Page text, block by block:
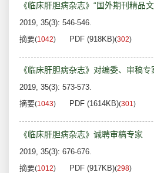
《临床肝胆病杂志》“国外期刊精品
2019, 35(3): 546-546.
摘要(1042) PDF (918KB)(302)
《临床肝胆病杂志》对编委、审稿
2019, 35(3): 573-573.
摘要(1043) PDF (1614KB)(301)
《临床肝胆病杂志》诚聘审稿专家
2019, 35(3): 676-676.
摘要(1012) PDF (917KB)(298)